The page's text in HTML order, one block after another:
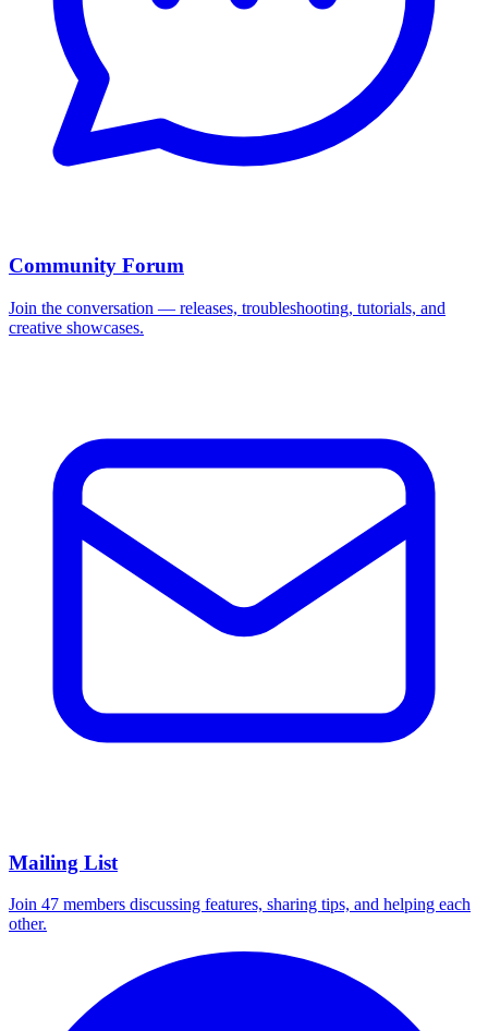
Community Forum
Join the conversation — releases, troubleshooting, tutorials, and
creative showcases.
Mailing List
Join 47 members discussing features, sharing tips, and helping each
other.